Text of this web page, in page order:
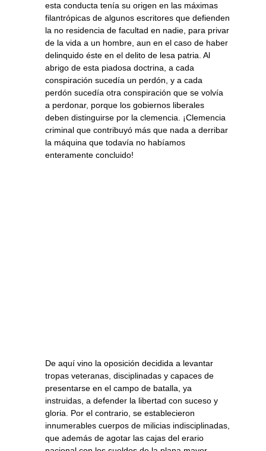
esta conducta tenía su origen en las máximas
filantrópicas de algunos escritores que defienden
la no residencia de facultad en nadie, para privar
de la vida a un hombre, aun en el caso de haber
delinquido éste en el delito de lesa patria. Al
abrigo de esta piadosa doctrina, a cada
conspiración sucedía un perdón, y a cada
perdón sucedía otra conspiración que se volvía
a perdonar, porque los gobiernos liberales
deben distinguirse por la clemencia. ¡Clemencia
criminal que contribuyó más que nada a derribar
la máquina que todavía no habíamos
enteramente concluido!
De aquí vino la oposición decidida a levantar
tropas veteranas, disciplinadas y capaces de
presentarse en el campo de batalla, ya
instruidas, a defender la libertad con suceso y
gloria. Por el contrario, se establecieron
innumerables cuerpos de milicias indisciplinadas,
que además de agotar las cajas del erario